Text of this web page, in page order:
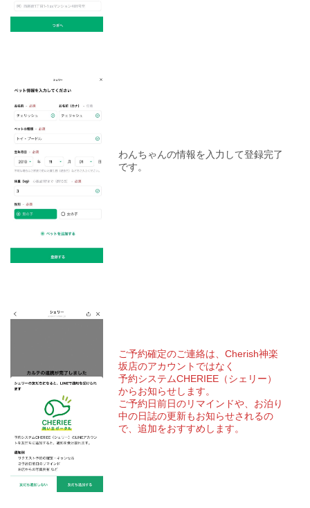
わんちゃんの情報を入力して登録完了
です。
ご予約確定のご連絡は、Cherish神楽
坂店のアカウントではなく
予約システムCHERIEE（シェリー）
からお知らせします。
ご予約日前日のリマインドや、お泊り
中の日誌の更新もお知らせされるの
で、追加をおすすめします。